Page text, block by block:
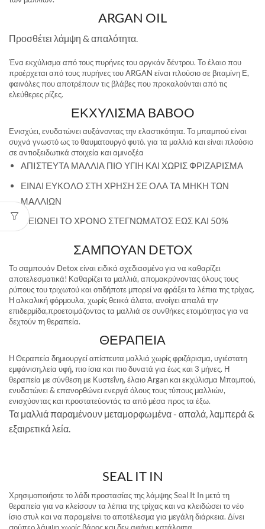
ARGAN OIL
Προσθέτει λάμψη & απαλότητα.
Ένα εκχύλισμα από τους πυρήνες του αργκάν δέντρου. Το έλαιο που
προέρχεται από τους πυρήνες του ARGAN είναι πλούσιο σε βιταμίνη Ε,
φαινόλες που αποτρέπουν τις βλάβες που προκαλούνται από τις
ελεύθερες ρίζες.
ΕΚΧΥΛΙΣΜΑ BABOO
Ενισχύει, ενυδατώνει αυξάνοντας την ελαστικότητα. Το μπαμπού είναι
συχνά γνωστό ως το θαυματουργό φυτό. για τα μαλλιά και είναι πλούσιο
σε αντιοξειδωτικά στοιχεία και αμινοξέα
ΑΠIΣΤΕΥΤΑ ΜΑΛΛΙΑ ΠΙΟ ΥΓΙΗ ΚΑΙ ΧΩΡΙΣ ΦΡΙΖΑΡΙΣΜΑ
ΕΙΝΑΙ ΕΥΚΟΛΟ ΣΤΗ ΧΡΗΣΗ ΣΕ ΟΛΑ ΤΑ ΜΗΚΗ ΤΩΝ
ΜΑΛΛΙΩΝ
ΜΕΙΩΝΕΙ ΤΟ ΧΡΟΝΟ ΣΤΕΓΝΩΜΑΤΟΣ ΕΩΣ ΚΑΙ 50%
ΣΑΜΠΟΥΑΝ DETOX
Το σαμπουάν Detox είναι ειδικά σχεδιασμένο για να καθαρίζει
αποτελεσματικά! Καθαρίζει τα μαλλιά, απομακρύνοντας όλους τους
ρύπους του τριχωτού και οτιδήποτε μπορεί να φράξει τα λέπια της τρίχας.
Η αλκαλική φόρμουλα, χωρίς θειικά άλατα, ανοίγει απαλά την
επιδερμίδα,προετοιμάζοντας τα μαλλιά σε συνθήκες ετοιμότητας για να
δεχτούν τη θεραπεία.
ΘΕΡΑΠΕΙΑ
Η Θεραπεία δημιουργεί απίστευτα μαλλιά χωρίς φριζάρισμα, υγιέστατη
εμφάνιση,λεία υφή, πιο ίσια και πιο δυνατά για έως και 3 μήνες. Η
θεραπεία με σύνθεση με Κυστεΐνη, έλαιο Argan και εκχύλισμα Μπαμπού,
ενυδατώνει & επανορθώνει ενεργά όλους τους τύπους μαλλιών,
ενισχύοντας και προστατεύοντάς τα από μέσα προς τα έξω.
Τα μαλλιά παραμένουν μεταμορφωμένα - απαλά, λαμπερά &
εξαιρετικά λεία.
SEAL IT IN
Χρησιμοποιήστε το λάδι προστασίας της λάμψης Seal It In μετά τη
θεραπεία για να κλείσουν τα λέπια της τρίχας και να κλειδώσει το νέο
ίσιο στυλ και να παραμείνει το αποτέλεσμα για μεγάλη διάρκεια. Δίνει
σούπερ λάμψη χωρίς βάρος και δεν αφήνει κατάλοιπα.